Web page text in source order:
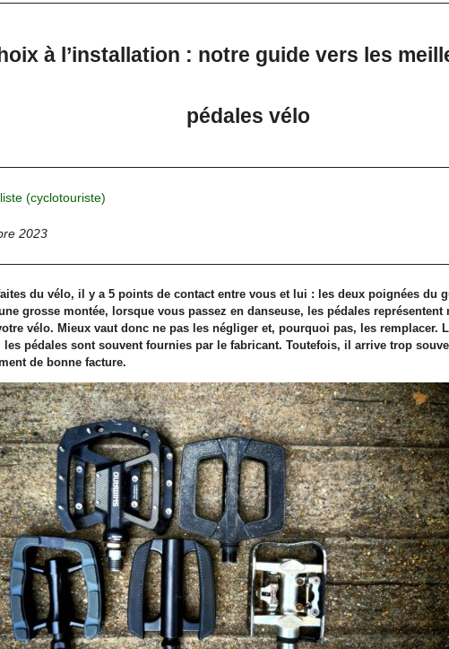
à l’installation : notre guide vers les
pédales vélo
(cyclotouriste)
2023
du vélo, il y a 5 points de contact entre vous et lui : les deux poignées du
grosse montée, lorsque vous passez en danseuse, les pédales représentent
vélo. Mieux vaut donc ne pas les négliger et, pourquoi pas, les remplacer.
pédales sont souvent fournies par le fabricant. Toutefois, il arrive trop
de bonne facture.